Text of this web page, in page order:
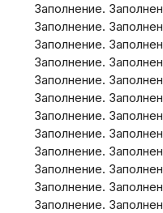
Заполнение.
Заполнение.
Заполнение.
Заполнение.
Заполнение.
Заполнение.
Заполнение.
Заполнение.
Заполнение.
Заполнение.
Заполнение.
Заполнение.